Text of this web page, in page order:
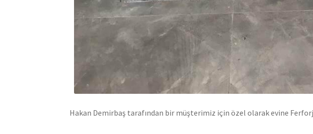
Hakan Demirbaş tarafından bir müşterimiz için özel olarak evine